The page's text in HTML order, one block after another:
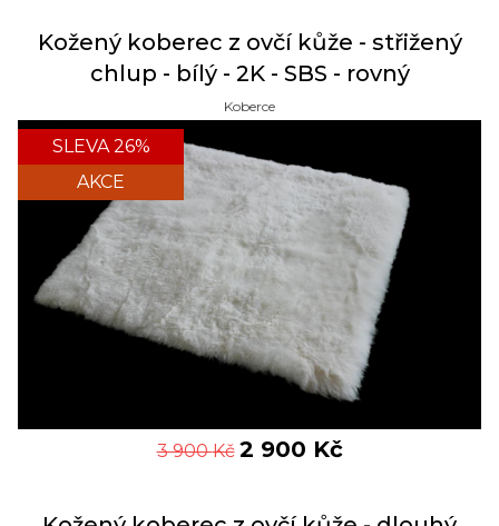
Kožený koberec z ovčí kůže - střižený
chlup - bílý - 2K - SBS - rovný
Koberce
SLEVA 26%
AKCE
3 900Kč 2 900 Kč